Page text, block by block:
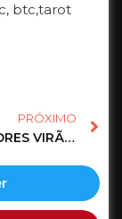
btc,tarot
PRÓXIMO
DIAS MELHORES VIRÃO COM UM NOVO AMOR